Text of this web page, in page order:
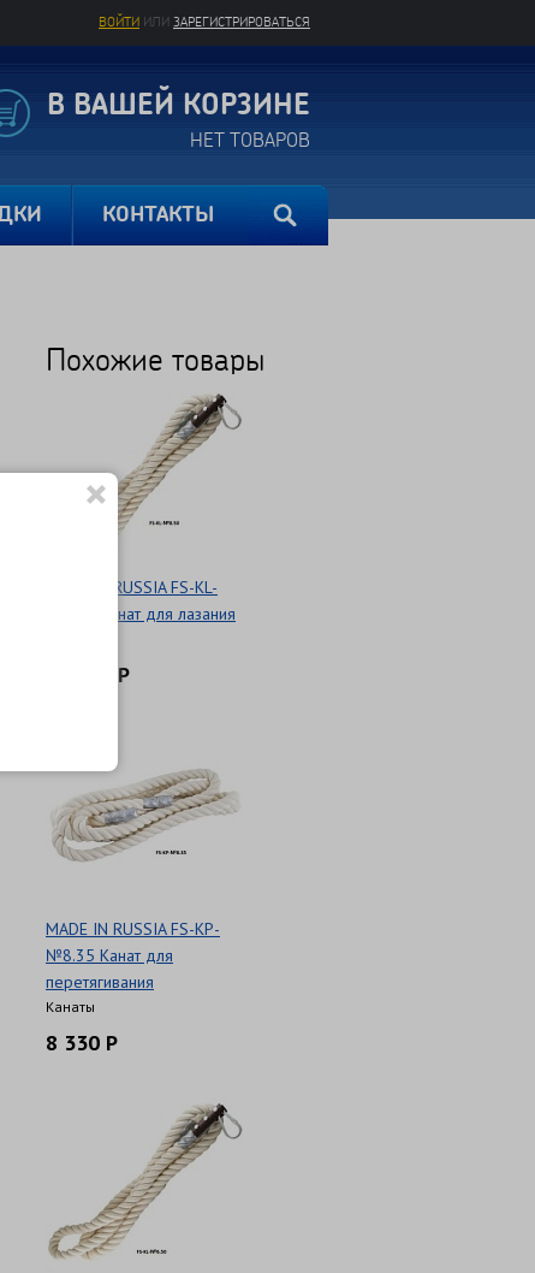
ВОЙТИ ИЛИ ЗАРЕГИСТРИРОВАТЬСЯ
В ВАШЕЙ КОРЗИНЕ
НЕТ ТОВАРОВ
КОНТАКТЫ
Похожие товары
MADE IN RUSSIA FS-KL-
№8.50 Канат для лазания
16 040 Р
MADE IN RUSSIA FS-KP-
№8.35 Канат для
перетягивания
Канаты
8 330 Р